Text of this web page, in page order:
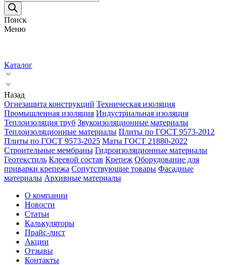
товаров
Поиск
Меню
Каталог
Назад
Огнезащита конструкций Техническая изоляция
Промышленная изоляция Индустриальная изоляция
Теплоизоляция труб Звукоизоляционные материалы
Теплоизоляционные материалы Плиты по ГОСТ 9573-2012
Плиты по ГОСТ 9573-2025 Маты ГОСТ 21880-2022
Строительные мембраны Гидроизоляционные материалы
Геотекстиль Клеевой состав Крепеж Оборудование для
приварки крепежа Сопутствующие товары Фасадные
материалы Архивные материалы
О компании
Новости
Статьи
Калькуляторы
Прайс-лист
Акции
Отзывы
Контакты